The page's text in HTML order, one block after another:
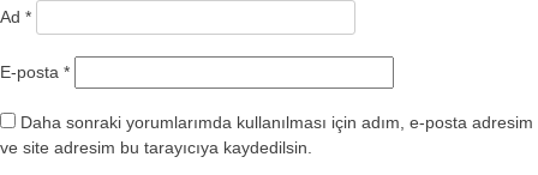
Ad *
E-posta *
Daha sonraki yorumlarımda kullanılması için adım, e-posta adresim
ve site adresim bu tarayıcıya kaydedilsin.